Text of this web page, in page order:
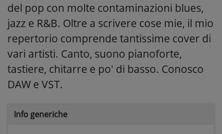
del pop con molte contaminazioni blues,
jazz e R&B. Oltre a scrivere cose mie, il mio
repertorio comprende tantissime cover di
vari artisti. Canto, suono pianoforte,
tastiere, chitarre e po' di basso. Conosco
DAW e VST.
Info generiche